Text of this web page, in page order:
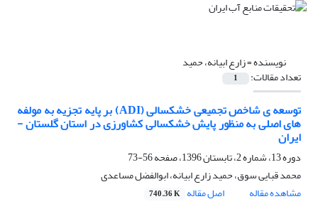
نویسنده =زارع ابیانه، حمید
تعداد مقالات: 1
توسعه ی شاخص تجمیعی خشکسالی (ADI) بر پایه تجزیه به مولفه
های اصلی به منظور پایش خشکسالی کشاورزی در استان گلستان -
ایران
دوره 13، شماره 2، تابستان 1396، صفحه
56-73
محمد قبایی سوق، حمید زارع ابیانه، ابوالفضل مساعدی
مشاهده مقاله
اصل مقاله 740.36 K